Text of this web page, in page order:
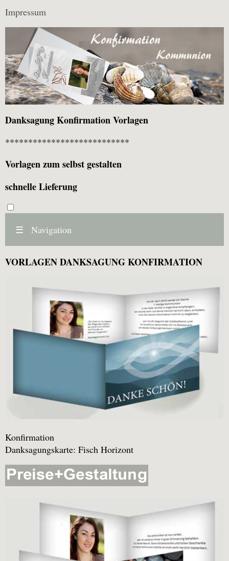
Impressum
Danksagung Konfirmation Vorlagen
***************************
Vorlagen zum selbst gestalten
schnelle Lieferung
☰ Navigation
VORLAGEN DANKSAGUNG KONFIRMATION
Konfirmation
Danksagungskarte: Fisch Horizont